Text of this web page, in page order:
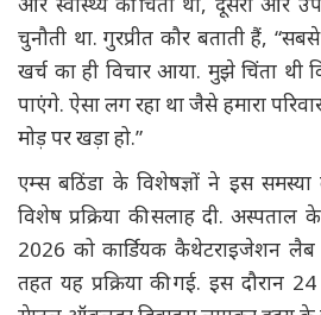
चुनौती था. गुरप्रीत कौर बताती हैं,
खर्च का ही विचार आया. मुझे चिंता थी
पाएंगे. ऐसा लग रहा था जैसे हमारा
मोड़ पर खड़ा हो.”
एम्स बठिंडा के विशेषज्ञों ने इस
विशेष प्रक्रिया की सलाह दी. अस्पताल
2026 को कार्डियक कैथेटराइजेशन लैब
तहत यह प्रक्रिया की गई. इस दौरान